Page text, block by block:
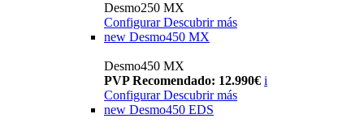
Desmo250 MX
Configurar Descubrir más
new Desmo450 MX
Desmo450 MX
PVP Recomendado: 12.990€ i
Configurar Descubrir más
new Desmo450 EDS